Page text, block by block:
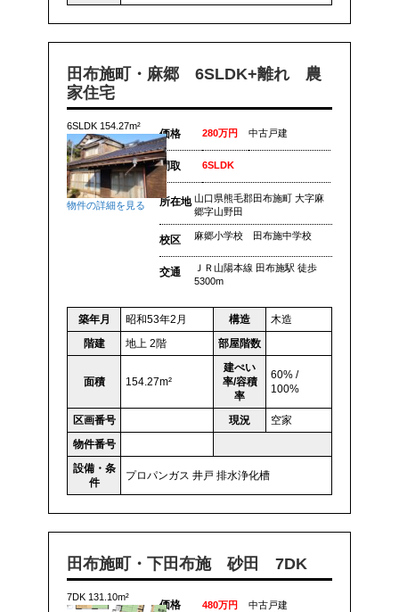
田布施町・麻郷 6SLDK+離れ 農
家住宅
6SLDK 154.27m²
物件の詳細を見る
価格 280万円 中古戸建
間取 6SLDK
所在地 山口県熊毛郡田布施町 大字麻
郷字山野田
校区 麻郷小学校 田布施中学校
交通
ＪＲ山陽本線 田布施駅 徒歩
5300m
築年月 昭和53年2月 構造
木造
階建
地上 2階 部屋階数
面積 154.27m²
建ぺい
率/容積
率
60% /
100%
区画番号 現況
空家
物件番号
設備・条
件
プロパンガス 井戸 排水浄化槽
田布施町・下田布施 砂田 7DK
7DK 131.10m²
価格 480万円 中古戸建